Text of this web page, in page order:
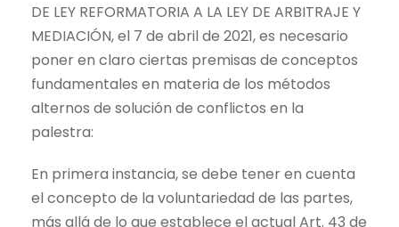
DE LEY REFORMATORIA A LA LEY DE ARBITRAJE Y
MEDIACIÓN, el 7 de abril de 2021, es necesario
poner en claro ciertas premisas de conceptos
fundamentales en materia de los métodos
alternos de solución de conflictos en la
palestra:
En primera instancia, se debe tener en cuenta
el concepto de la voluntariedad de las partes,
más allá de lo que establece el actual Art. 43 de